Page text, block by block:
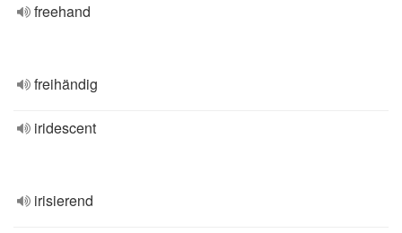
freehand
freihändig
iridescent
irisierend